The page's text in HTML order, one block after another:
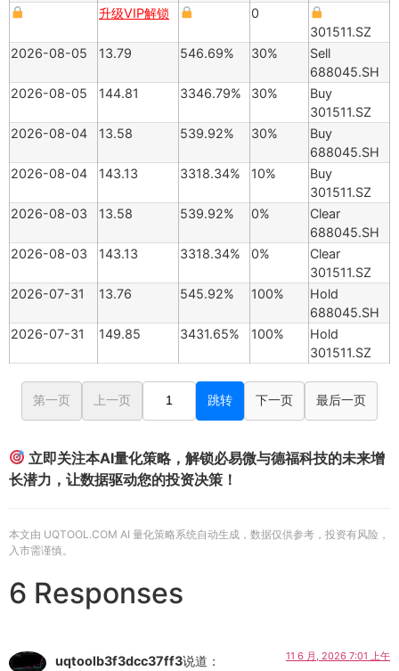
升级VIP解锁
0
301511.SZ
2026-08-05
13.79 546.69% 30%
Sell
688045.SH
2026-08-05
144.81 3346.79% 30%
Buy
301511.SZ
2026-08-04
13.58 539.92% 30%
Buy
688045.SH
2026-08-04
143.13 3318.34% 10%
Buy
301511.SZ
2026-08-03
13.58 539.92% 0%
Clear
688045.SH
2026-08-03
143.13 3318.34% 0%
Clear
301511.SZ
2026-07-31
13.76 545.92% 100%
Hold
688045.SH
2026-07-31
149.85 3431.65% 100%
Hold
301511.SZ
第一页 上一页 跳转 下一页 最后一页
立即关注本AI量化策略，解锁必易微与德福科技的未来增
长潜力，让数据驱动您的投资决策！
本文由 UQTOOL.COM AI 量化策略系统自动生成，数据仅供参考，投资有风险，
入市需谨慎。
6 Responses
uqtoolb3f3dcc37ff3说道： 11 6 月, 2026 7:01 上午